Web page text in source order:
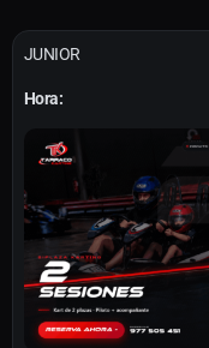
JUNIOR
Hora: